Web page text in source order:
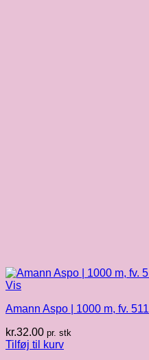
Vis
Amann Aspo | 1000 m, fv. 511
kr.32.00 pr. stk
Tilføj til kurv